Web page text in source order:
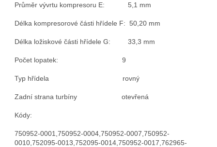
Průměr vývrtu kompresoru E: 5,1 mm
Délka kompresorové části hřídele F: 50,20 mm
Délka ložiskové části hřídele G: 33,3 mm
Počet lopatek: 9
Typ hřídela rovný
Zadní strana turbíny otevřená
Kódy:
750952-0001,750952-0004,750952-0007,750952-
0010,752095-0013,752095-0014,750952-0017,762965-